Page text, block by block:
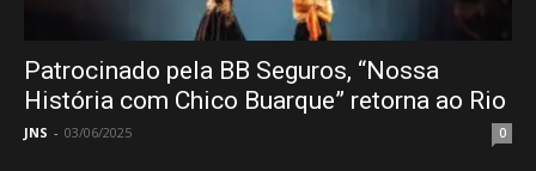
Patrocinado pela BB Seguros, “Nossa
História com Chico Buarque” retorna ao Rio
JNS - 03/06/2025 0